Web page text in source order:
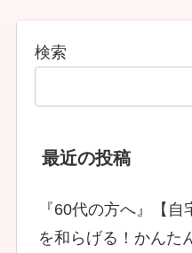
検索
最近の投稿
『60代の方へ』【
を和らげる！かんた